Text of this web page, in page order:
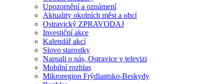
Upozornění a oznámení
Aktuality okolních měst a obcí
Ostravický ZPRAVODAJ
Investiční akce
Kalendář akcí
Slovo starostky
Napsali o nás, Ostravice v televizi
Mobilní rozhlas
Mikroregion Frýdlantsko-Beskydy